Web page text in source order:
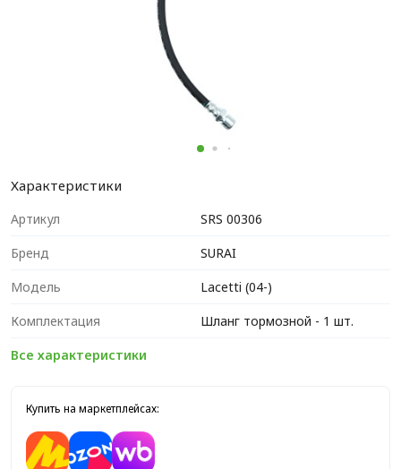
Характеристики
Артикул
SRS 00306
Бренд
SURAI
Модель
Lacetti (04-)
Комплектация
Шланг тормозной - 1 шт.
Все характеристики
Купить на маркетплейсах: